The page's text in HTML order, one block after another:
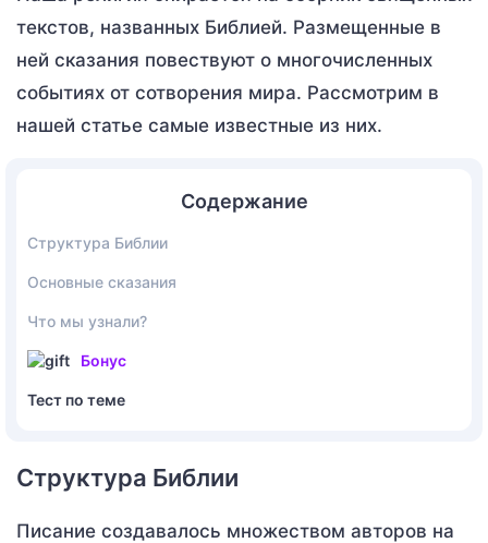
текстов, названных Библией. Размещенные в
ней сказания повествуют о многочисленных
событиях от сотворения мира. Рассмотрим в
нашей статье самые известные из них.
Содержание
Структура Библии
Основные сказания
Что мы узнали?
Бонус
Тест по теме
Структура Библии
Писание создавалось множеством авторов на